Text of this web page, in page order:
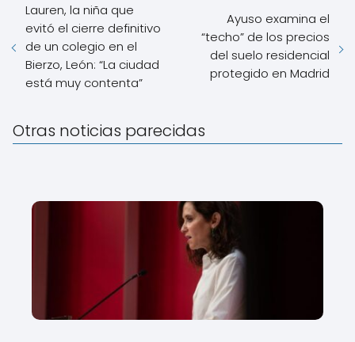
Lauren, la niña que
evitó el cierre definitivo
de un colegio en el
Bierzo, León: “La ciudad
está muy contenta”
Ayuso examina el
“techo” de los precios
del suelo residencial
protegido en Madrid
Otras noticias parecidas